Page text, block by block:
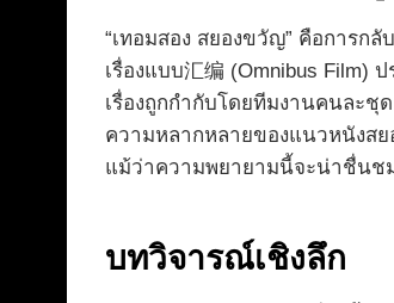
“เทอมสอง สยองขวัญ” คือการก
เรื่องแบบ汇编 (Omnibus Film)
เรื่องถูกกำกับโดยทีมงานคนละชุ
ความหลากหลายของแนวหนังส
แม้ว่าความพยายามนี้จะน่าชื่นช
บทวิจารณ์เชิงลึก